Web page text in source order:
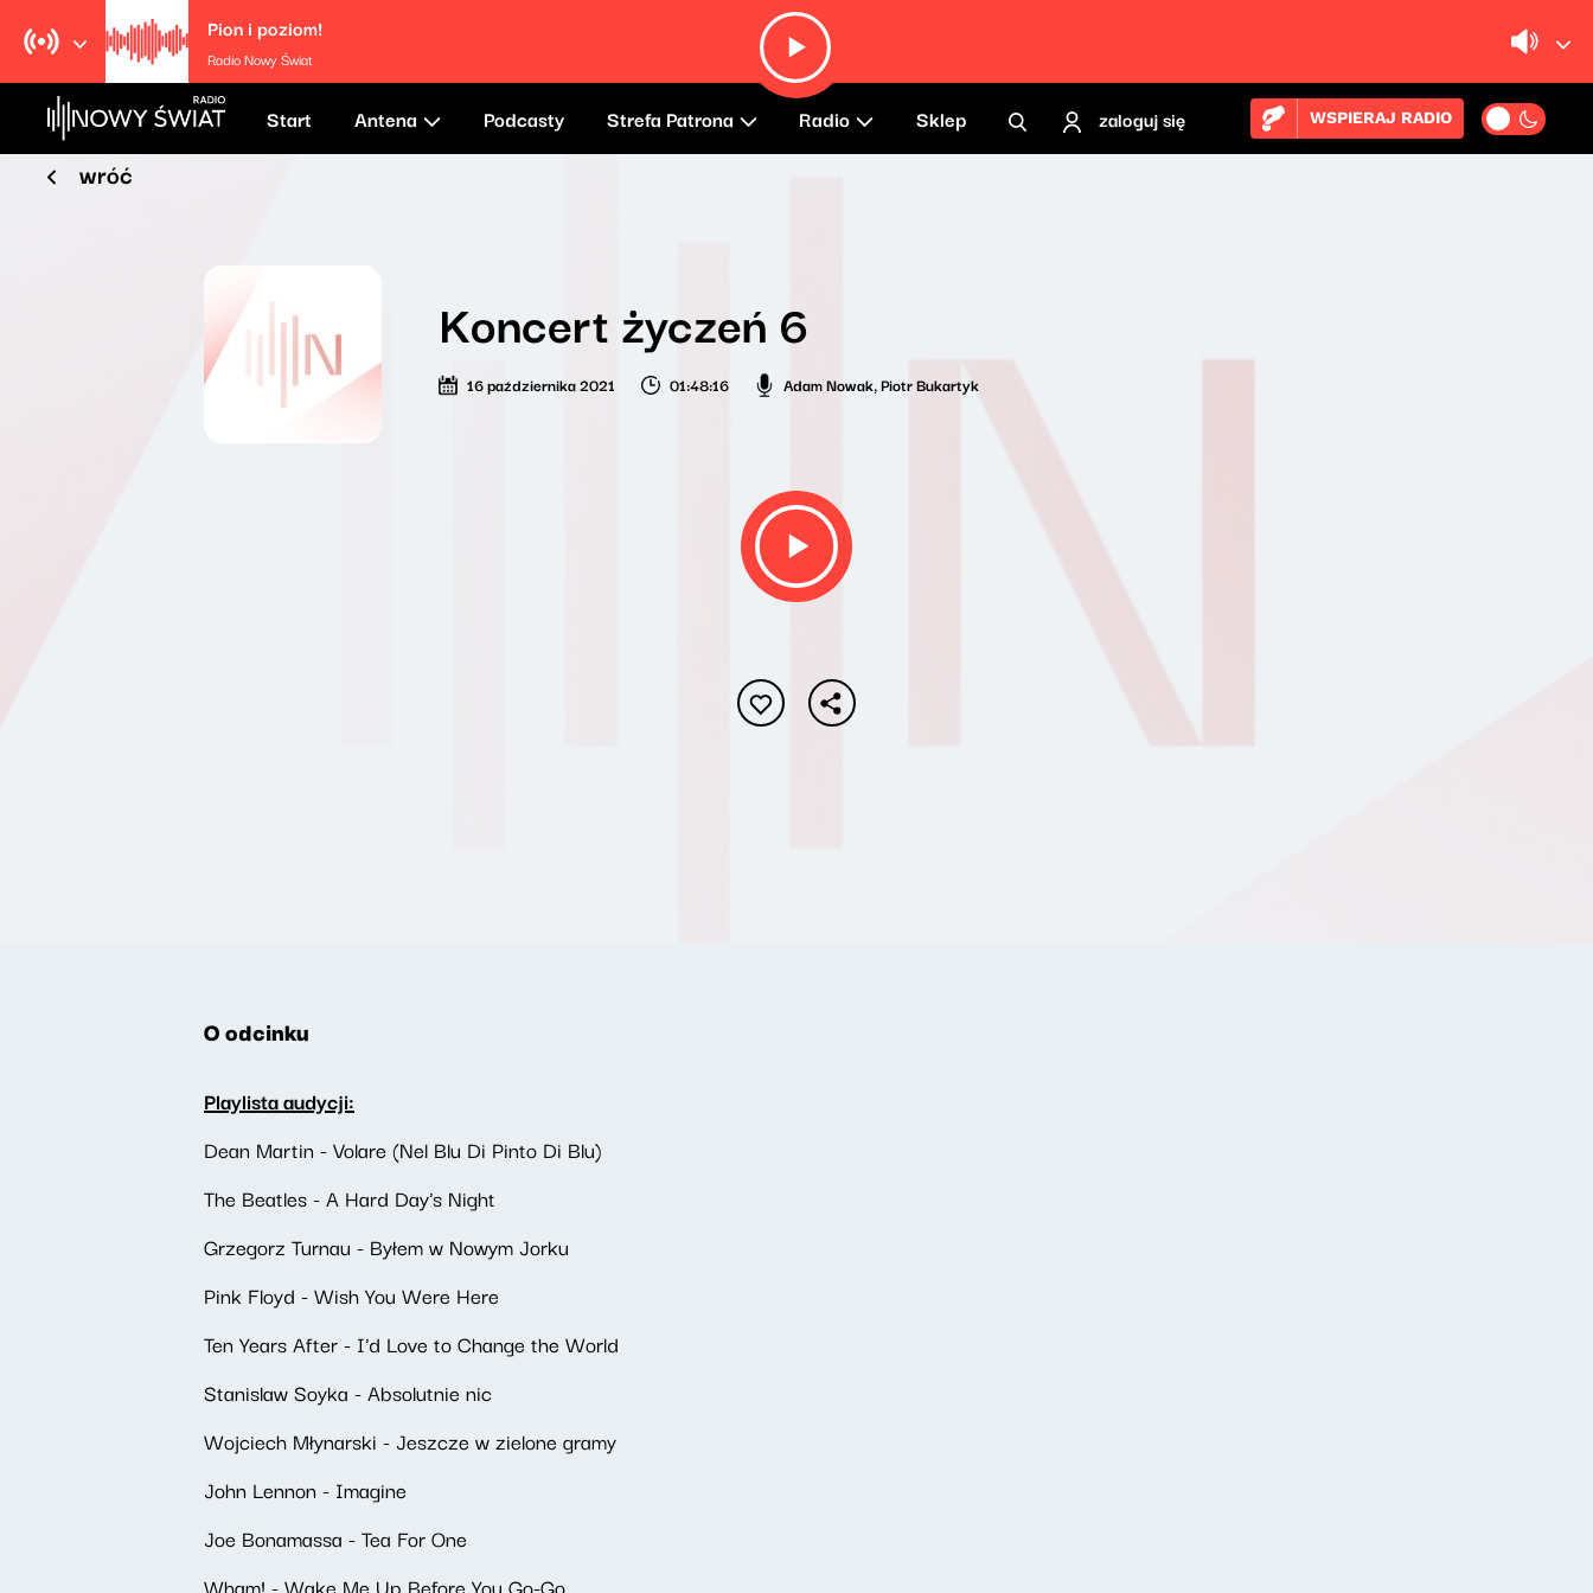
Pion i poziom!
Radio Nowy Świat
Start Antena Podcasty Strefa Patrona Radio Sklep zaloguj się WSPIERAJ RADIO
wróć
Koncert życzeń 6
16 października 2021 01:48:16 Adam Nowak,Piotr Bukartyk
O odcinku
Playlista audycji:
Dean Martin - Volare (Nel Blu Di Pinto Di Blu)
The Beatles - A Hard Day's Night
Grzegorz Turnau - Byłem w Nowym Jorku
Pink Floyd - Wish You Were Here
Ten Years After - I'd Love to Change the World
Stanislaw Soyka - Absolutnie nic
Wojciech Młynarski - Jeszcze w zielone gramy
John Lennon - Imagine
Joe Bonamassa - Tea For One
Wham! - Wake Me Up Before You Go-Go